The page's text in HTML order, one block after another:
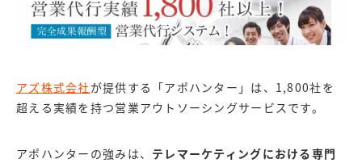
アズ株式会社が提供する「アポハンター」は、1,800社を
超える実績を持つ営業アウトソーシングサービスです。
アポハンターの強みは、 テレマーケティングにおける専門